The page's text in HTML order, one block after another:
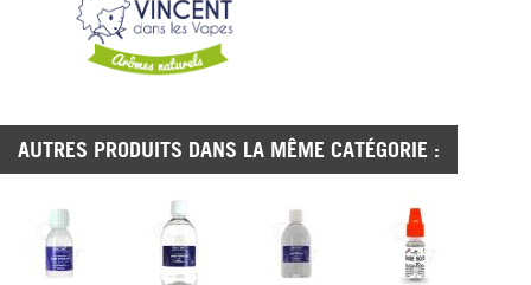
AUTRES PRODUITS DANS LA MÊME CATÉGORIE :